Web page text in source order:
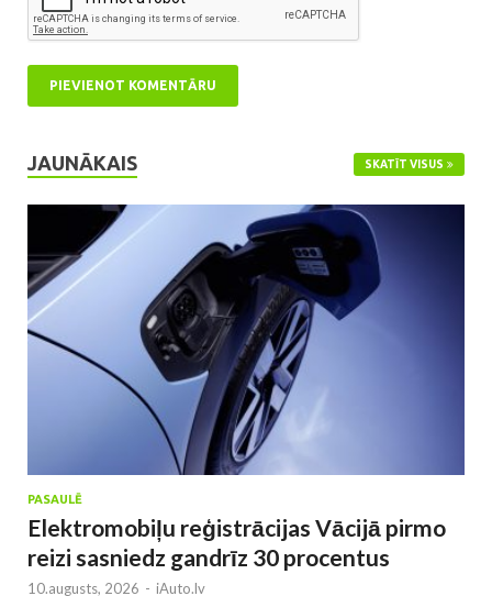
JAUNĀKAIS SKATĪT VISUS
PASAULĒ
Elektromobiļu reģistrācijas Vācijā pirmo
reizi sasniedz gandrīz 30 procentus
10.augusts, 2026 - iAuto.lv